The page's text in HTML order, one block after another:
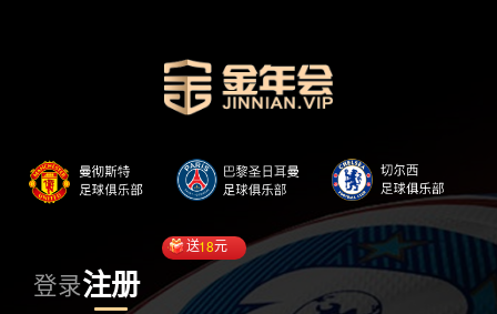
登录注册
送18元